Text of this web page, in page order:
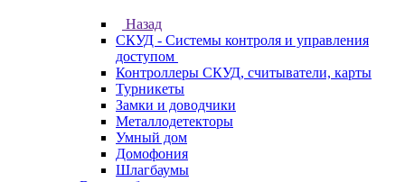
Назад
СКУД - Системы контроля и управления
доступом
Контроллеры СКУД, считыватели, карты
Турникеты
Замки и доводчики
Металлодетекторы
Умный дом
Домофония
Шлагбаумы